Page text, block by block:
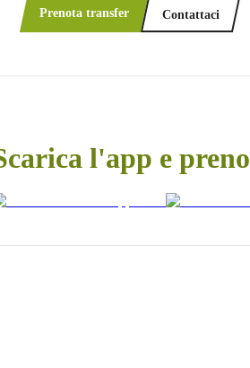
Prenota transfer Contattaci
l'app e